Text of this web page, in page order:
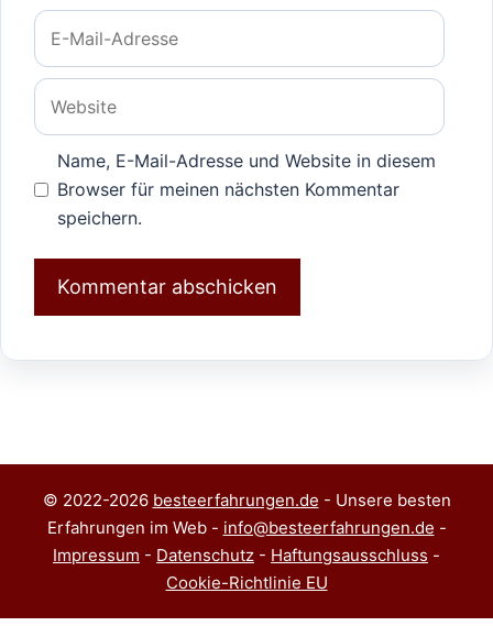
E-
Mail-
Adresse
Website
Name, E-Mail-Adresse und Website in diesem
Browser für meinen nächsten Kommentar
speichern.
© 2022-2026 besteerfahrungen.de - Unsere besten
Erfahrungen im Web - info@besteerfahrungen.de -
Impressum - Datenschutz - Haftungsausschluss -
Cookie-Richtlinie EU